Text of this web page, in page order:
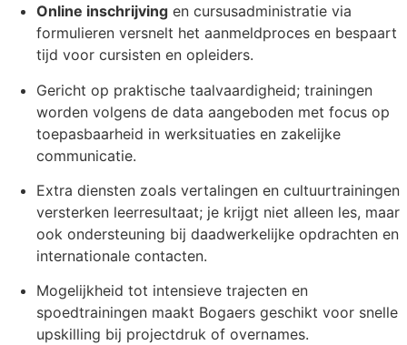
Online inschrijving en cursusadministratie via
formulieren versnelt het aanmeldproces en bespaart
tijd voor cursisten en opleiders.
Gericht op praktische taalvaardigheid; trainingen
worden volgens de data aangeboden met focus op
toepasbaarheid in werksituaties en zakelijke
communicatie.
Extra diensten zoals vertalingen en cultuurtrainingen
versterken leerresultaat; je krijgt niet alleen les, maar
ook ondersteuning bij daadwerkelijke opdrachten en
internationale contacten.
Mogelijkheid tot intensieve trajecten en
spoedtrainingen maakt Bogaers geschikt voor snelle
upskilling bij projectdruk of overnames.